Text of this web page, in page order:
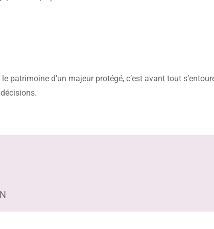
patrimoine d’un majeur protégé, c’est avant tout